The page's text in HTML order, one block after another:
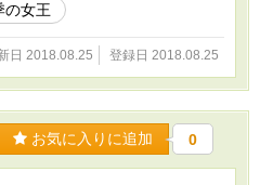
の女王
日 2018.08.25 登録日 2018.08.25
お気に入りに追加 0